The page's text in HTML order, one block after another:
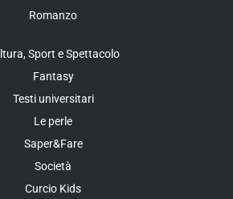
Romanzo
Sport e Spettacolo
Fantasy
Testi universitari
Le perle
Saper&Fare
Società
Curcio Kids